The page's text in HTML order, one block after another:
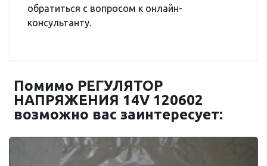
обратиться с вопросом к онлайн-
консультанту.
Помимо РЕГУЛЯТОР
НАПРЯЖЕНИЯ 14V 120602
возможно вас заинтересует: